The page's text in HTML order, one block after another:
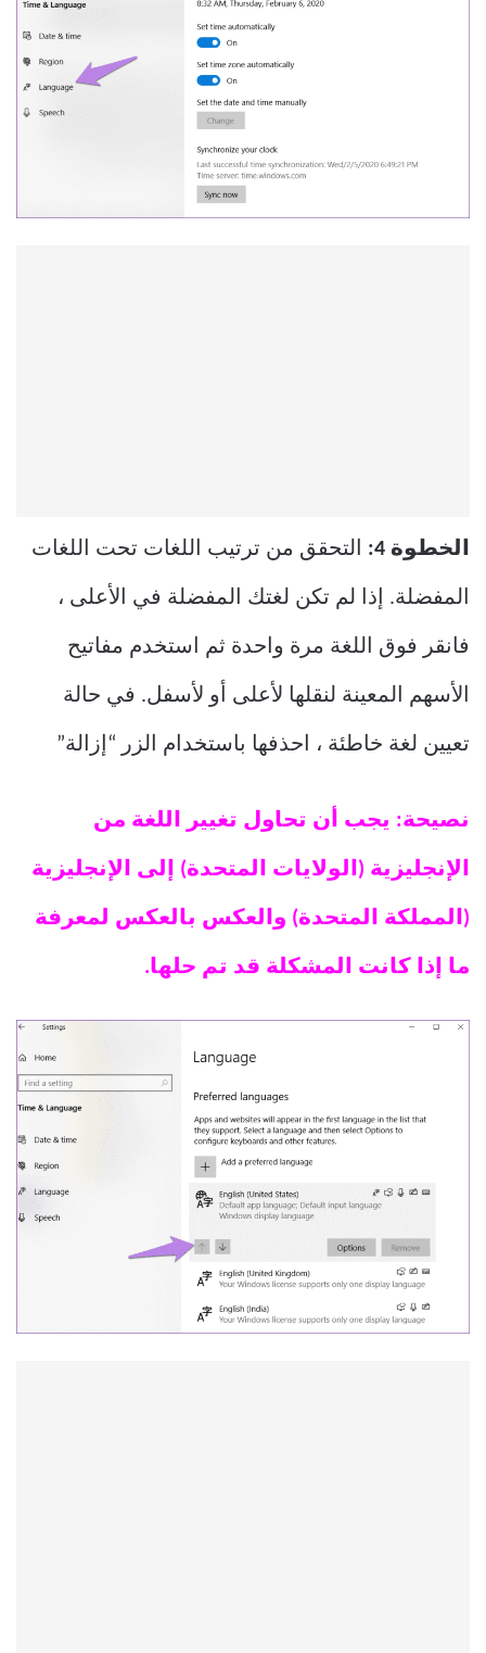
الخطوة 4: التحقق من ترتيب اللغات تحت اللغات
المفضلة. إذا لم تكن لغتك المفضلة في الأعلى ،
فانقر فوق اللغة مرة واحدة ثم استخدم مفاتيح
الأسهم المعينة لنقلها لأعلى أو لأسفل. في حالة
تعيين لغة خاطئة ، احذفها باستخدام الزر “إزالة”
نصيحة: يجب أن تحاول تغيير اللغة من
الإنجليزية (الولايات المتحدة) إلى الإنجليزية
(المملكة المتحدة) والعكس بالعكس لمعرفة
ما إذا كانت المشكلة قد تم حلها.